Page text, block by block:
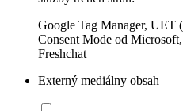
Google Tag Manager, UET
Consent Mode od
Freshchat
Externý mediálny obsah